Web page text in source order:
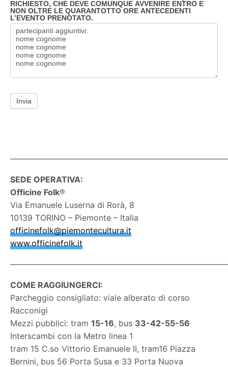
RICHIESTO, CHE DEVE COMUNQUE AVVENIRE ENTRO E
NON OLTRE LE QUARANTOTTO ORE ANTECEDENTI
L’EVENTO PRENOTATO.
Invia
SEDE OPERATIVA:
Officine Folk®
Via Emanuele Luserna di Rorà, 8
10139 TORINO – Piemonte – Italia
officinefolk@piemontecultura.it
www.officinefolk.it
COME RAGGIUNGERCI:
Parcheggio consigliato: viale alberato di corso
Racconigi
Mezzi pubblici: tram15-16, bus 33-42-55-56
Interscambi con la Metro linea 1
tram 15 C.so Vittorio Emanuele II, tram16 Piazza
Bernini, bus 56 Porta Susa e 33 Porta Nuova